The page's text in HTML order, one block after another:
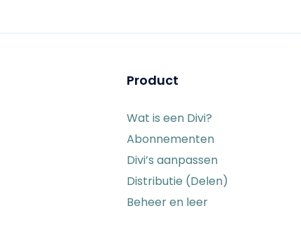
Product
Wat is een Divi?
Abonnementen
Divi’s aanpassen
Distributie (Delen)
Beheer en leer